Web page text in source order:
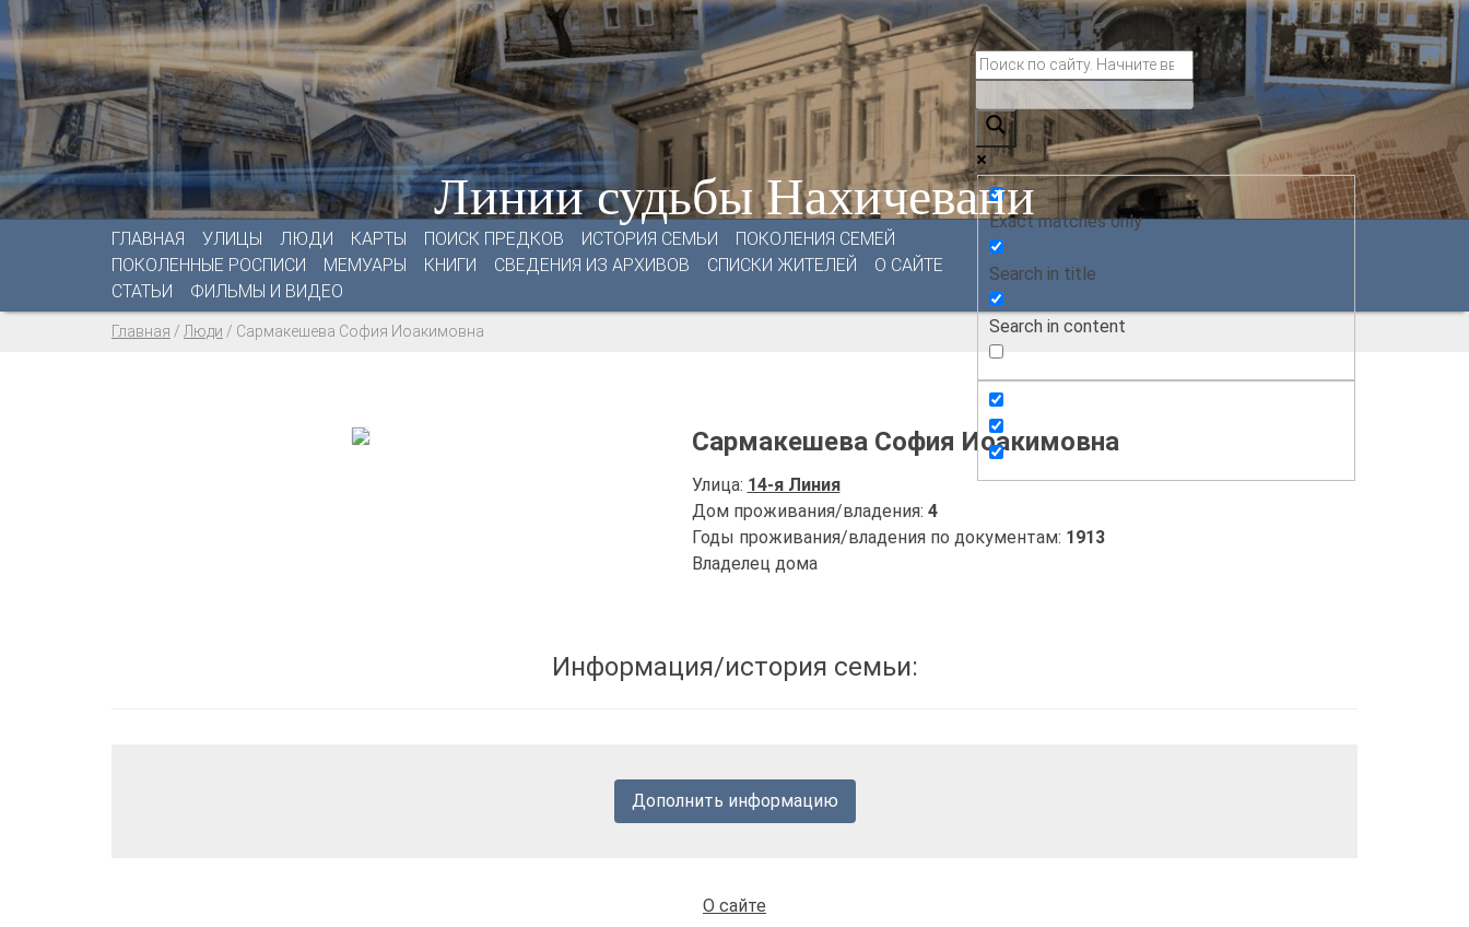
Линии судьбы Нахичевани
ГЛАВНАЯ УЛИЦЫ ЛЮДИ КАРТЫ ПОИСК ПРЕДКОВ ИСТОРИЯ СЕМЬИ
ПОКОЛЕНИЯ СЕМЕЙ
ПОКОЛЕННЫЕ РОСПИСИ
МЕМУАРЫ КНИГИ СВЕДЕНИЯ ИЗ АРХИВОВ СПИСКИ ЖИТЕЛЕЙ
О САЙТЕ
СТАТЬИ
ФИЛЬМЫ И ВИДЕО
Exact matches only
Search in title
Search in content
Главная / Люди / Сармакешева София Иоакимовна
Сармакешева София Иоакимовна
Улица: 14-я Линия
Дом проживания/владения: 4
Годы проживания/владения по документам: 1913
Владелец дома
Информация/история семьи:
Дополнить информацию
О сайте